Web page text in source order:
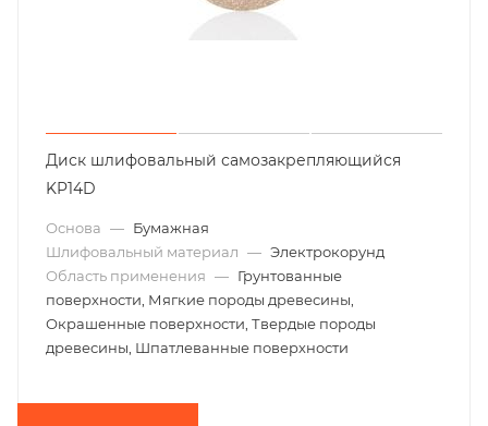
Диск шлифовальный самозакрепляющийся
KP14D
Основа — Бумажная
Шлифовальный материал — Электрокорунд
Область применения — Грунтованные
поверхности, Мягкие породы древесины,
Окрашенные поверхности, Твердые породы
древесины, Шпатлеванные поверхности